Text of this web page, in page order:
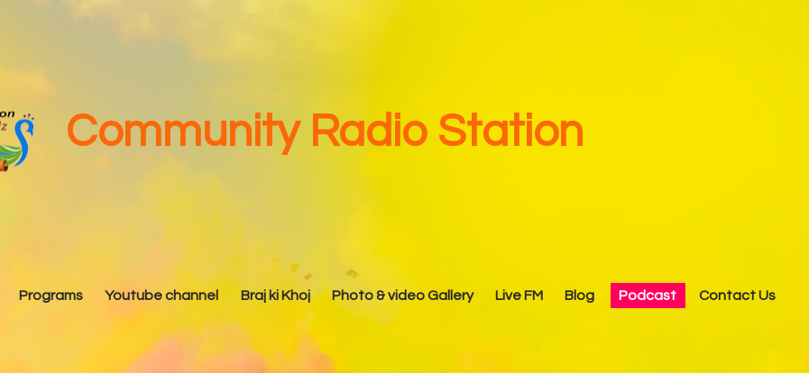
Community Radio Station
Programs Youtube channel Braj ki Khoj Photo & video Gallery Live FM Blog Podcast Contact Us
About Us
Our Team
Advisory Committee
Youtube channel
Braj ki Khoj
Photo & video Gallery